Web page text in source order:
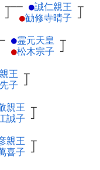
┬
┘
── ●誠仁親王 ┬
●勧修寺晴子 ┘
─ ●霊元天皇 ┬
●松木宗子 ┘
王 ┬
子 ┘
親王 ┬
誠子 ┘
親王 ┬
喜子 ┘